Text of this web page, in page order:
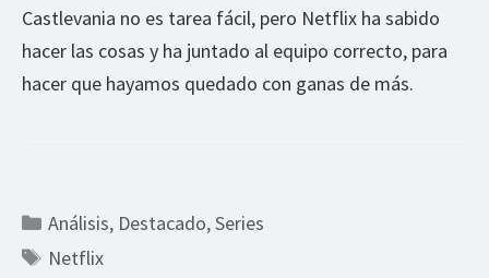
Castlevania no es tarea fácil, pero Netflix ha sabido
hacer las cosas y ha juntado al equipo correcto, para
hacer que hayamos quedado con ganas de más.
Categorías
Análisis, Destacado,Series
Etiquetas
Netflix